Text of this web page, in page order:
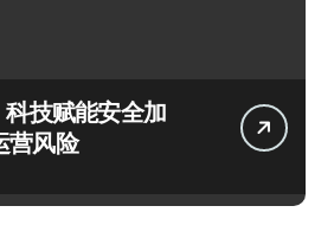
技赋能安全加
营风险